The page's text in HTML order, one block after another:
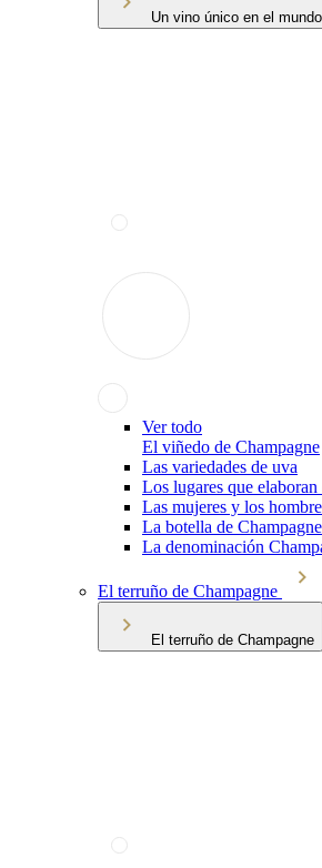
Un vino único en el mundo
Ver todo
El viñedo de Champagne
Las variedades de uva
Los lugares que
Las mujeres y los
La botella de Champagne
La denominación
El terruño de Champagne
El terruño de Champagne